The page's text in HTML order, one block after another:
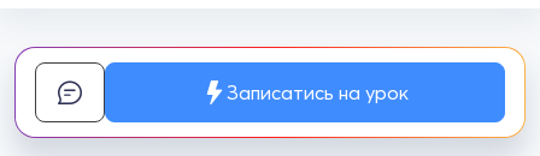
Записатись на урок